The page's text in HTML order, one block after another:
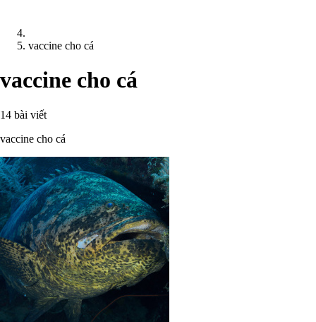
vaccine cho cá
vaccine cho cá
14 bài viết
vaccine cho cá